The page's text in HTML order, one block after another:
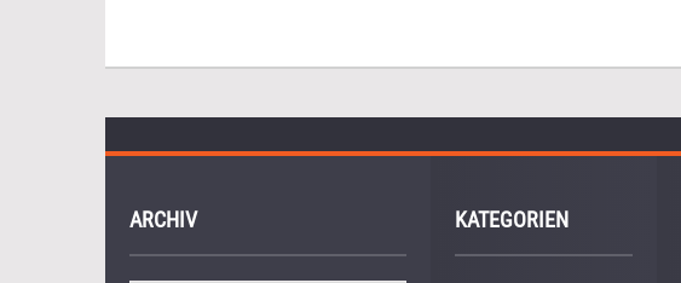
ARCHIV KATEGORIEN